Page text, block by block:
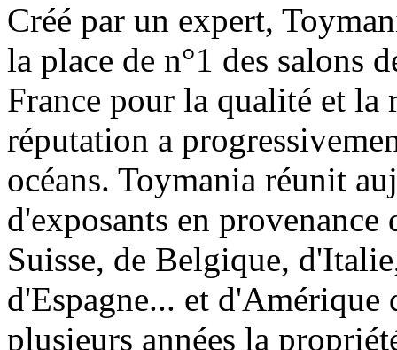
Créé par un expert,
la place de n°1 des salons
France pour la qualité et la
réputation a
océans. Toymania réunit
d'exposants en
Suisse, de Belgique,
d'Espagne... et
plusieurs années la